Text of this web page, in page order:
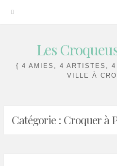
Les
{ 4 AMIES, 4 ARTISTES,
VILLE À
Catégorie : Croquer à